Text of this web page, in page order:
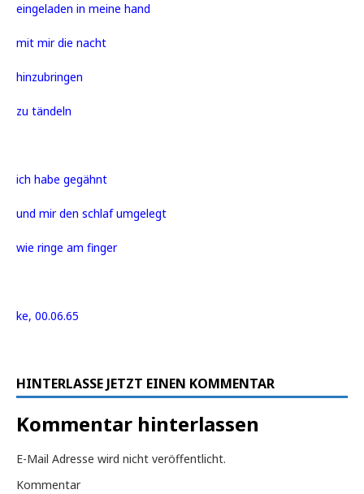
eingeladen in meine hand
mit mir die nacht
hinzubringen
zu tändeln
ich habe gegähnt
und mir den schlaf umgelegt
wie ringe am finger
ke, 00.06.65
HINTERLASSE JETZT EINEN KOMMENTAR
Kommentar hinterlassen
E-Mail Adresse wird nicht veröffentlicht.
Kommentar